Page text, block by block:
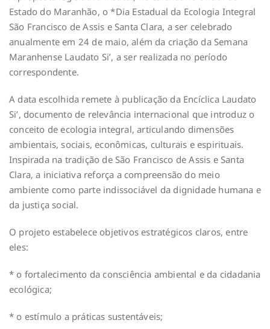
Estado do Maranhão, o *Dia Estadual da Ecologia Integral
São Francisco de Assis e Santa Clara, a ser celebrado
anualmente em 24 de maio, além da criação da Semana
Maranhense Laudato Si’, a ser realizada no período
correspondente.
A data escolhida remete à publicação da Encíclica Laudato
Si’, documento de relevância internacional que introduz o
conceito de ecologia integral, articulando dimensões
ambientais, sociais, econômicas, culturais e espirituais.
Inspirada na tradição de São Francisco de Assis e Santa
Clara, a iniciativa reforça a compreensão do meio
ambiente como parte indissociável da dignidade humana e
da justiça social.
O projeto estabelece objetivos estratégicos claros, entre
eles:
* o fortalecimento da consciência ambiental e da cidadania
ecológica;
* o estímulo a práticas sustentáveis;